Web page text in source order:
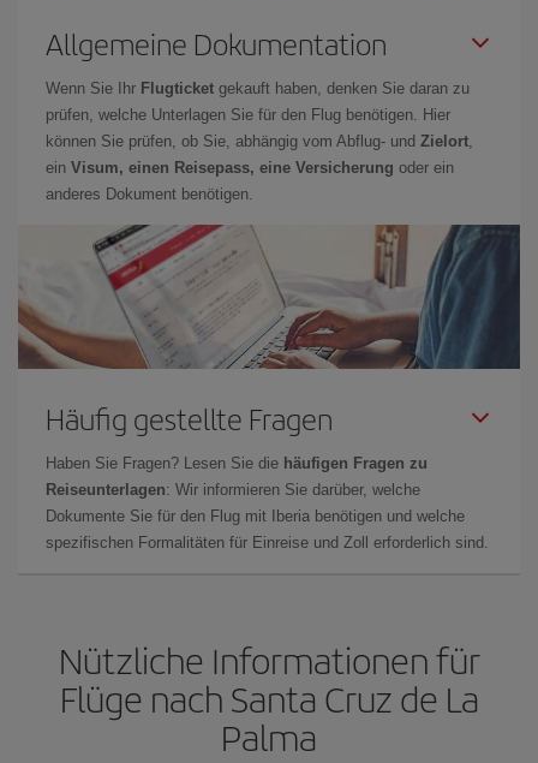
Allgemeine Dokumentation
Wenn Sie Ihr Flugticket gekauft haben, denken Sie daran zu
prüfen, welche Unterlagen Sie für den Flug benötigen. Hier
können Sie prüfen, ob Sie, abhängig vom Abflug- und Zielort,
ein Visum, einen Reisepass, eine Versicherung oder ein
anderes Dokument benötigen.
Häufig gestellte Fragen
Haben Sie Fragen? Lesen Sie die häufigen Fragen zu
Reiseunterlagen: Wir informieren Sie darüber, welche
Dokumente Sie für den Flug mit Iberia benötigen und welche
spezifischen Formalitäten für Einreise und Zoll erforderlich sind.
Nützliche Informationen für
Flüge nach Santa Cruz de La
Palma